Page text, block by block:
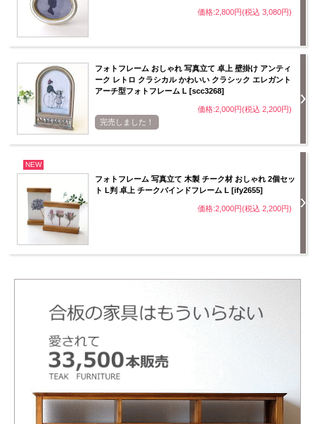
価格:2,800円(税込 3,080円)
フォトフレーム おしゃれ 写真立て 卓上 壁掛け アンティ
ーク レトロ クラシカル かわいい クラシック エレガント
アーチ型フォトフレーム L [scc3268]
価格:2,000円(税込 2,200円)
完売しました！
NEW
フォトフレーム 写真立て 木製 チーク材 おしゃれ 2個セッ
ト L判 卓上 チークバインドフレーム L [ify2655]
価格:2,000円(税込 2,200円)